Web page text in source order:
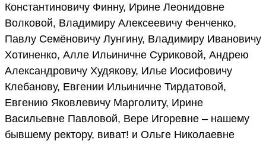
Константиновичу Финну, Ирине Леонидовне
Волковой, Владимиру Алексеевичу Фенченко,
Павлу Семёновичу Лунгину, Владимиру Ивановичу
Хотиненко, Алле Ильиничне Суриковой, Андрею
Александровичу Худякову, Илье Иосифовичу
Клебанову, Евгении Ильиничне Тирдатовой,
Евгению Яковлевичу Марголиту, Ирине
Васильевне Павловой, Вере Игоревне – нашему
бывшему ректору, виват! и Ольге Николаевне